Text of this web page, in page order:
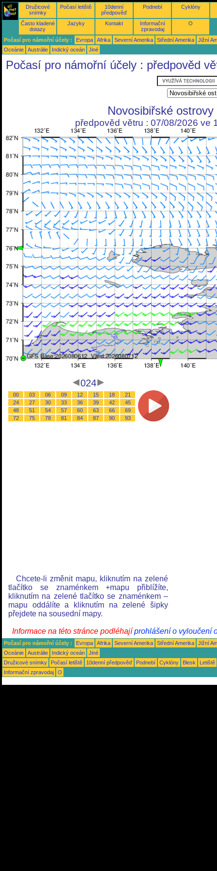
Družicové
snímky
Počasí letiště
10denní
předpověď
Podnebí Cyklóny
Často kladené
dotazy
Jazyky Kontakt
Informační
zpravodaj
O
Počasí pro námořní účely : Evropa Afrika Severní Amerika Střední Amerika
Jižní
Oceánie
Austrálie Indický oceán Jiné
Počasí pro námořní účely : předpověd
Novosibiřské ostrovy
předpověd větru : 07/08/2026 ve
024
00 03 06 09 12 15 18
21
24
27 30 33 36 39 42
45
48
51 54 57 60 63 66
69
72
75 78 81 84 87 90 93
Chcete-li změnit mapu, kliknutím na zelené
tlačítko se znaménkem +mapu přiblížíte,
kliknutím na zelené tlačítko se znaménkem –
mapu oddálíte a kliknutím na zelené šipky
přejdete na sousední mapy.
Informace na této stránce podléhajíprohlášení o vyloučení
Počasí pro námořní účely : Evropa Afrika Severní Amerika Střední Amerika
Jižní
Oceánie
Austrálie Indický oceán
Jiné
Družicové snímky
Počasí letiště 10denní předpověď Podnebí Cyklóny Blesk
Letiště
Informační zpravodaj
O